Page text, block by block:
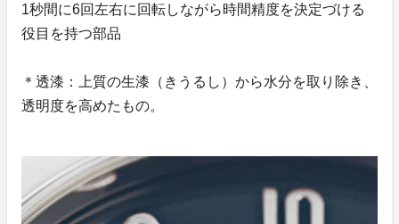
1秒間に6回左右に回転しながら時間精度を決定づける
役目を持つ部品
＊透漆：上質の生漆（きうるし）から水分を取り除き、
透明度を高めたもの。